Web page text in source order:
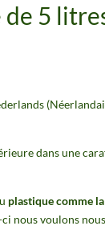
de 5
(
dans une
plastique comme
nous voulons